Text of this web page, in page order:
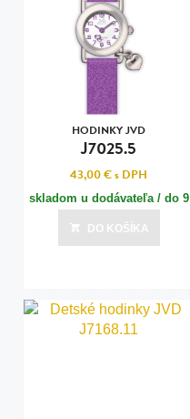
HODINKY JVD
J7025.5
43,00 €s DPH
skladom u dodávateľa / do 9
dní
Posledná aktualizácia dnes o 16:00
DO KOŠÍKA